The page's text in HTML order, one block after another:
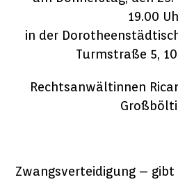
19.00
in der
Turmstraße 5,
Rechtsanwältinnen
Zwangsverteidigung – gibt